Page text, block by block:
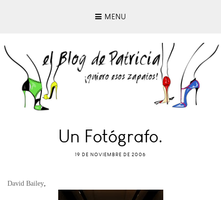
MENU
Un Fotógrafo.
19 DE NOVIEMBRE DE 2006
David Bailey